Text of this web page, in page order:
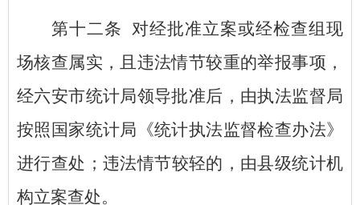
第十二条 对经批准立案或经检查组现
场核查属实，且违法情节较重的举报事项，
经六安市统计局领导批准后，由执法监督局
按照国家统计局《统计执法监督检查办法》
进行查处；违法情节较轻的，由县级统计机
构立案查处。